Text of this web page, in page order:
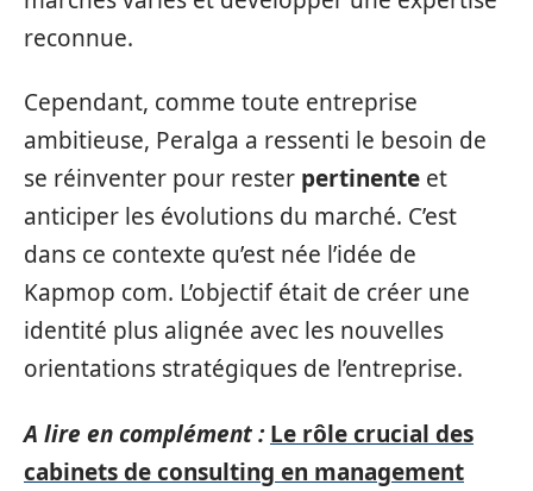
reconnue.
Cependant, comme toute entreprise
ambitieuse, Peralga a ressenti le besoin de
se réinventer pour rester pertinente et
anticiper les évolutions du marché. C’est
dans ce contexte qu’est née l’idée de
Kapmop com. L’objectif était de créer une
identité plus alignée avec les nouvelles
orientations stratégiques de l’entreprise.
A lire en complément : Le rôle crucial des
cabinets de consulting en management